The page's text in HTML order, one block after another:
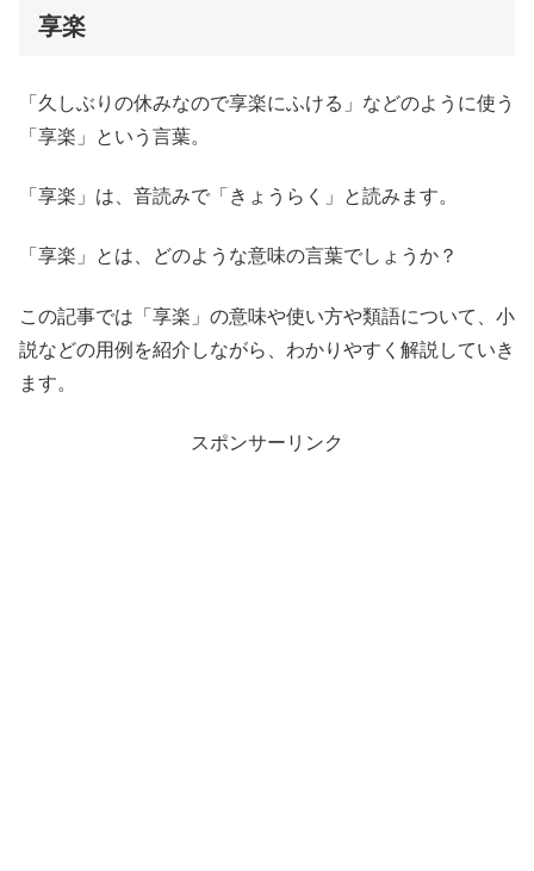
享楽
「久しぶりの休みなので享楽にふける」などのように使う
「享楽」という言葉。
「享楽」は、音読みで「きょうらく」と読みます。
「享楽」とは、どのような意味の言葉でしょうか？
この記事では「享楽」の意味や使い方や類語について、小
説などの用例を紹介しながら、わかりやすく解説していき
ます。
スポンサーリンク